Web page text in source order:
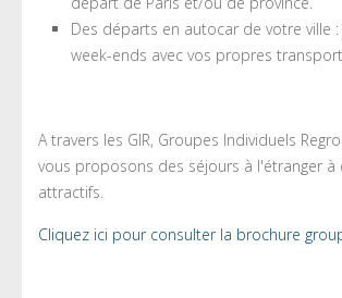
Des départs en autocar de votre ville
week-ends avec vos propres
A travers les GIR, Groupes Individuels
vous proposons des séjours à l'étranger à
attractifs.
Cliquez ici pour consulter la brochure